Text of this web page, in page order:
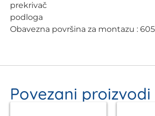
prekrivač
podloga
Obavezna površina za montazu :
Povezani proizvodi